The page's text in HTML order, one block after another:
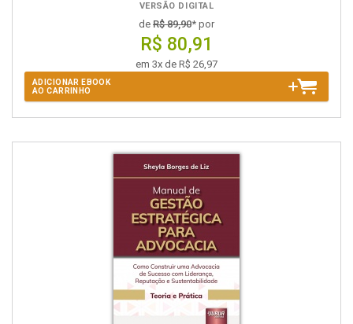
VERSÃO DIGITAL
de R$ 89,90* por
R$ 80,91
em 3x de R$ 26,97
ADICIONAR EBOOK
AO CARRINHO